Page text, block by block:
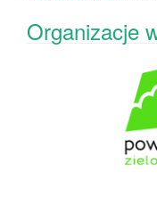
Organizacje